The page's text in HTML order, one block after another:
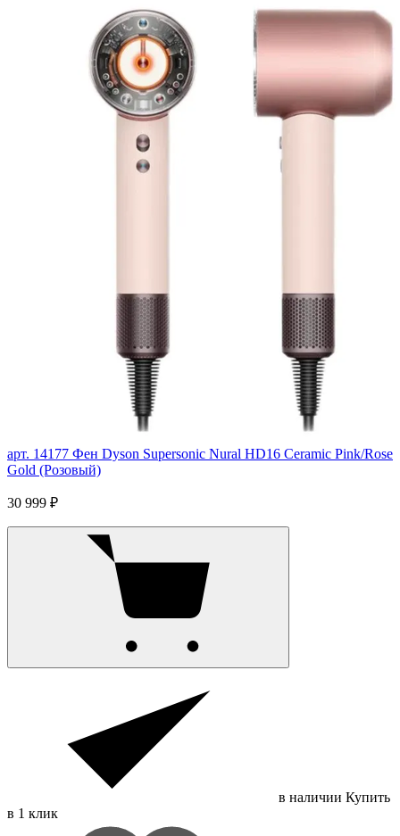
арт. 14177 Фен Dyson Supersonic Nural HD16 Ceramic Pink/Rose
Gold (Розовый)
30 999 ₽
в наличии Купить
в 1 клик